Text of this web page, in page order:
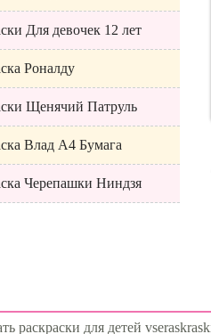
Для девочек 12 лет
Роналду
Щенячий Патруль
Влад А4 Бумага
Черепашки Ниндзя
раскраски для детей